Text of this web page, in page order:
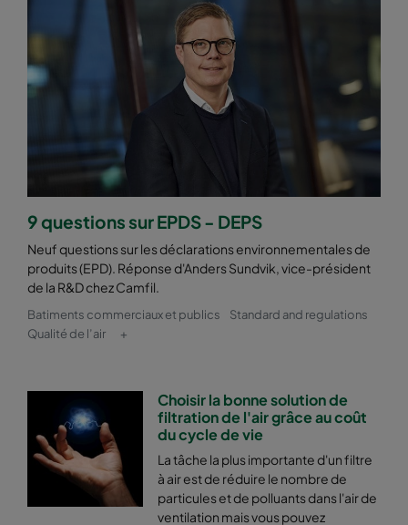
9 questions sur EPDS - DEPS
Neuf questions sur les déclarations environnementales de
produits (EPD). Réponse d'Anders Sundvik, vice-président
de la R&D chez Camfil.
Batiments commerciaux et publics
Standard and regulations
Qualité de l’air
+
Choisir la bonne solution de
filtration de l'air grâce au coût
du cycle de vie
La tâche la plus importante d'un filtre
à air est de réduire le nombre de
particules et de polluants dans l'air de
ventilation mais vous pouvez